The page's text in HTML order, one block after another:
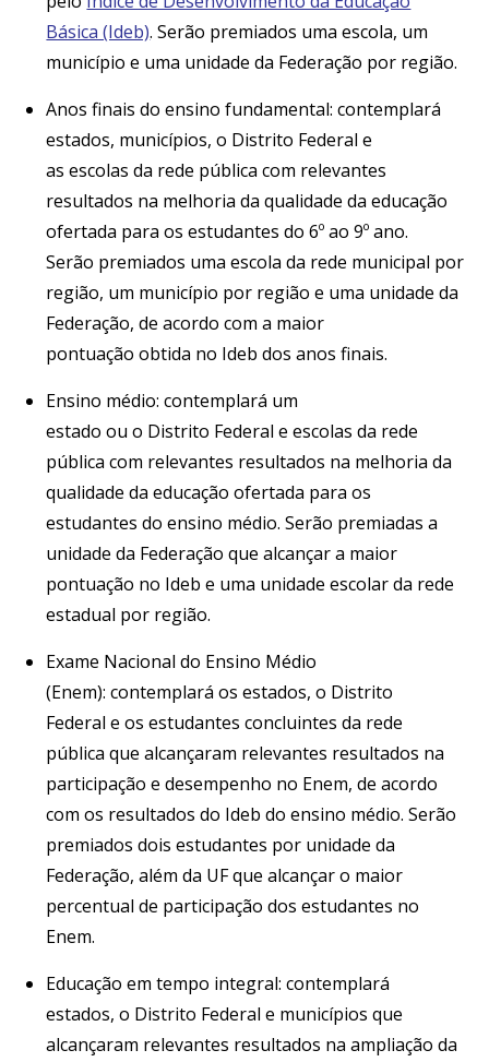
Básica (Ideb). Serão premiados uma escola, um
município e uma unidade da Federação por região.
Anos finais do ensino fundamental: contemplará
estados, municípios, o Distrito Federal e
as escolas da rede pública com relevantes
resultados na melhoria da qualidade da educação
ofertada para os estudantes do 6º ao 9º ano.
Serão premiados uma escola da rede municipal por
região, um município por região e uma unidade da
Federação, de acordo com a maior
pontuação obtida no Ideb dos anos finais.
Ensino médio: contemplará um
estado ou o Distrito Federal e escolas da rede
pública com relevantes resultados na melhoria da
qualidade da educação ofertada para os
estudantes do ensino médio. Serão premiadas a
unidade da Federação que alcançar a maior
pontuação no Ideb e uma unidade escolar da rede
estadual por região.
Exame Nacional do Ensino Médio
(Enem): contemplará os estados, o Distrito
Federal e os estudantes concluintes da rede
pública que alcançaram relevantes resultados na
participação e desempenho no Enem, de acordo
com os resultados do Ideb do ensino médio. Serão
premiados dois estudantes por unidade da
Federação, além da UF que alcançar o maior
percentual de participação dos estudantes no
Enem.
Educação em tempo integral: contemplará
estados, o Distrito Federal e municípios que
alcançaram relevantes resultados na ampliação da